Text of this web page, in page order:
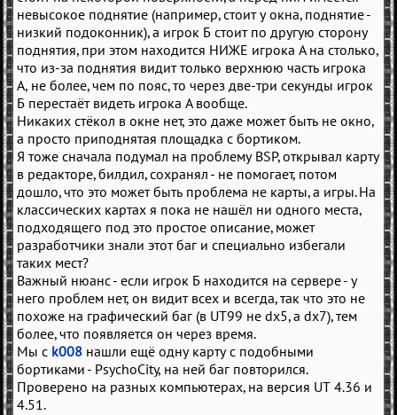
невысокое поднятие (например, стоит у окна, поднятие -
низкий подоконник), а игрок Б стоит по другую сторону
поднятия, при этом находится НИЖЕ игрока А на столько,
что из-за поднятия видит только верхнюю часть игрока
А, не более, чем по пояс, то через две-три секунды игрок
Б перестаёт видеть игрока А вообще.
Никаких стёкол в окне нет, это даже может быть не окно,
а просто приподнятая площадка с бортиком.
Я тоже сначала подумал на проблему BSP, открывал карту
в редакторе, билдил, сохранял - не помогает, потом
дошло, что это может быть проблема не карты, а игры. На
классических картах я пока не нашёл ни одного места,
подходящего под это простое описание, может
разработчики знали этот баг и специально избегали
таких мест?
Важный нюанс - если игрок Б находится на сервере - у
него проблем нет, он видит всех и всегда, так что это не
похоже на графический баг (в UT99 не dx5, а dx7), тем
более, что появляется он через время.
Мы с k008 нашли ещё одну карту с подобными
бортиками - PsychoCity, на ней баг повторился.
Проверено на разных компьютерах, на версия UT 4.36 и
4.51.